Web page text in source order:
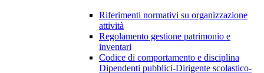
Riferimenti normativi su organizzazione
attività
Regolamento gestione patrimonio e
inventari
Codice di comportamento e disciplina
Dipendenti pubblici-Dirigente scolastico-